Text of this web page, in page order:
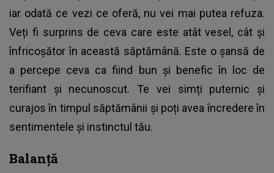
iar odată ce vezi ce oferă, nu vei mai putea refuza.
Veți fi surprins de ceva care este atât vesel, cât și
înfricoșător în această săptămână. Este o șansă de
a percepe ceva ca fiind bun și benefic în loc de
terifiant și necunoscut. Te vei simți puternic și
curajos în timpul săptămânii și poți avea încredere în
sentimentele și instinctul tău.
Balanță